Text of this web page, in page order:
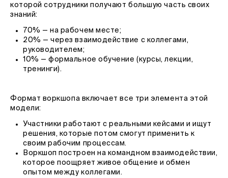
которой сотрудники получают большую часть своих
знаний:
70% — на рабочем месте;
20% — через взаимодействие с коллегами,
руководителем;
10% — формальное обучение (курсы, лекции,
тренинги).
Формат воркшопа включает все три элемента этой
модели:
Участники работают с реальными кейсами и ищут
решения, которые потом смогут применить к
своим рабочим процессам.
Воркшоп построен на командном взаимодействии,
которое поощряет живое общение и обмен
опытом между коллегами.